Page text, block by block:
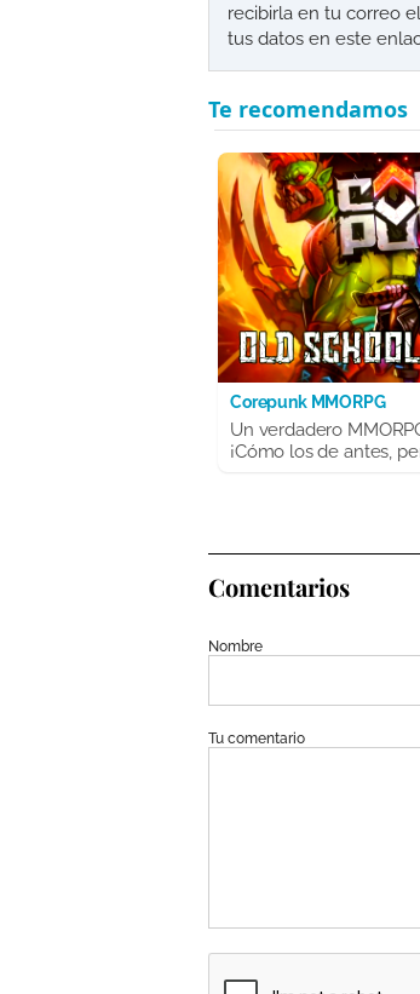
recibirla en tu correo
tus datos en este
Corepunk MMORPG
Un verdadero
¡Cómo los de antes,
Comentarios
Nombre
Tu comentario